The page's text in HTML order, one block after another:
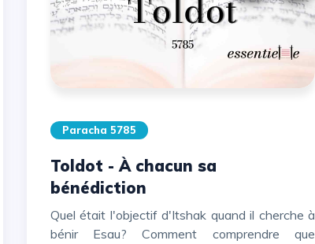
Paracha 5785
Toldot - À chacun sa
bénédiction
Quel était l'objectif d'Itshak quand il cherche à
bénir Esau? Comment comprendre que